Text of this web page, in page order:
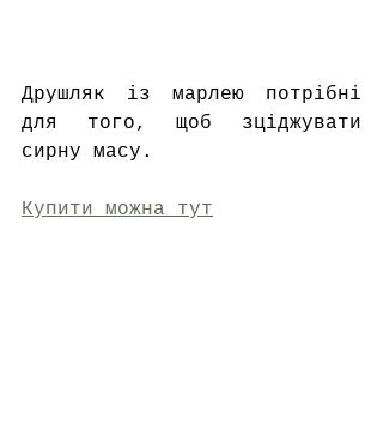
Друшляк із марлею потрібні
для того, щоб зціджувати
сирну масу.
Купити можна тут